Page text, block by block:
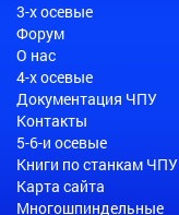
3-х осевые
Форум
О нас
4-х осевые
Документация ЧПУ
Контакты
5-6-и осевые
Книги по станкам ЧПУ
Карта сайта
Многошпиндельные